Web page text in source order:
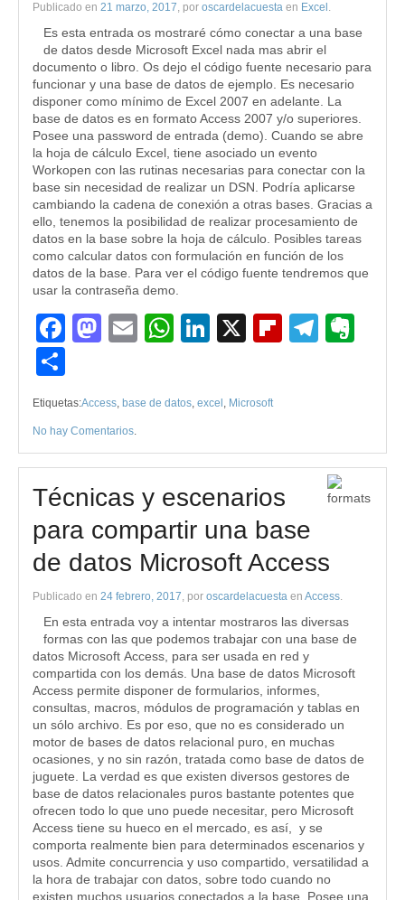
Publicado en 21 marzo, 2017, por oscardelacuesta en Excel .
Es esta entrada os mostraré cómo conectar a una base
de datos desde Microsoft Excel nada mas abrir el
documento o libro. Os dejo el código fuente necesario para
funcionar y una base de datos de ejemplo. Es necesario
disponer como mínimo de Excel 2007 en adelante. La
base de datos es en formato Access 2007 y/o superiores.
Posee una password de entrada (demo). Cuando se abre
la hoja de cálculo Excel, tiene asociado un evento
Workopen con las rutinas necesarias para conectar con la
base sin necesidad de realizar un DSN. Podría aplicarse
cambiando la cadena de conexión a otras bases. Gracias a
ello, tenemos la posibilidad de realizar procesamiento de
datos en la base sobre la hoja de cálculo. Posibles tareas
como calcular datos con formulación en función de los
datos de la base. Para ver el código fuente tendremos que
usar la contraseña demo.
Facebook
Mastodon
EmailWhatsApp
LinkedIn
X Flipboard
Etiquetas:Access, base de datos, excel , Microsoft
No hay Comentarios.
Técnicas y escenarios
para compartir una base
de datos Microsoft Access
Publicado en 24 febrero, 2017, por oscardelacuesta en Access.
En esta entrada voy a intentar mostraros las diversas
formas con las que podemos trabajar con una base de
datos Microsoft Access, para ser usada en red y
compartida con los demás. Una base de datos Microsoft
Access permite disponer de formularios, informes,
consultas, macros, módulos de programación y tablas en
un sólo archivo. Es por eso, que no es considerado un
motor de bases de datos relacional puro, en muchas
ocasiones, y no sin razón, tratada como base de datos de
juguete. La verdad es que existen diversos gestores de
base de datos relacionales puros bastante potentes que
ofrecen todo lo que uno puede necesitar, pero Microsoft
Access tiene su hueco en el mercado, es así, y se
comporta realmente bien para determinados escenarios y
usos. Admite concurrencia y uso compartido, versatilidad a
la hora de trabajar con datos, sobre todo cuando no
existen muchos usuarios conectados a la base. Posee una